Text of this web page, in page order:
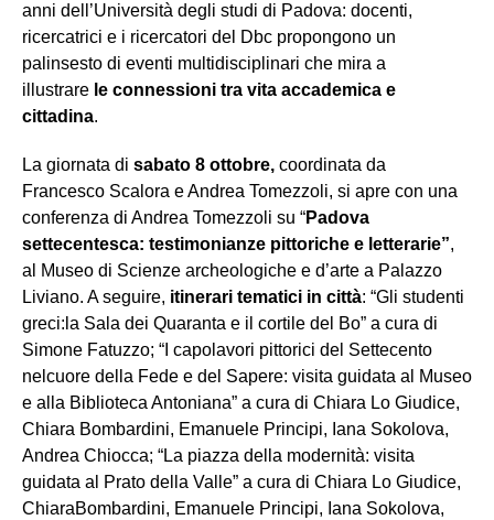
anni dell’Università degli studi di Padova: docenti,
ricercatrici e i ricercatori del Dbc propongono un
palinsesto di eventi multidisciplinari che mira a
illustrare le connessioni tra vita accademica e
cittadina.
La giornata di sabato 8 ottobre, coordinata da
Francesco Scalora e Andrea Tomezzoli, si apre con una
conferenza di Andrea Tomezzoli su “Padova
settecentesca: testimonianze pittoriche e letterarie”,
al Museo di Scienze archeologiche e d’arte a Palazzo
Liviano. A seguire, itinerari tematici in città: “Gli studenti
greci:la Sala dei Quaranta e il cortile del Bo” a cura di
Simone Fatuzzo; “I capolavori pittorici del Settecento
nelcuore della Fede e del Sapere: visita guidata al Museo
e alla Biblioteca Antoniana” a cura di Chiara Lo Giudice,
Chiara Bombardini, Emanuele Principi, Iana Sokolova,
Andrea Chiocca; “La piazza della modernità: visita
guidata al Prato della Valle” a cura di Chiara Lo Giudice,
ChiaraBombardini, Emanuele Principi, Iana Sokolova,